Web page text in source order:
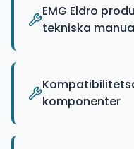
EMG Eldro
tekniska
komponenter